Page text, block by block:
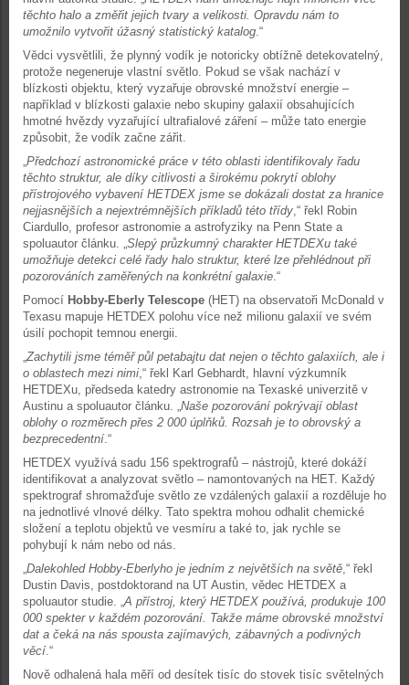
těchto halo a změřit jejich tvary a velikosti. Opravdu nám to
umožnilo vytvořit úžasný statistický katalog.“
Vědci vysvětlili, že plynný vodík je notoricky obtížně detekovatelný,
protože negeneruje vlastní světlo. Pokud se však nachází v
blízkosti objektu, který vyzařuje obrovské množství energie –
například v blízkosti galaxie nebo skupiny galaxií obsahujících
hmotné hvězdy vyzařující ultrafialové záření – může tato energie
způsobit, že vodík začne zářit.
„Předchozí astronomické práce v této oblasti identifikovaly řadu
těchto struktur, ale díky citlivosti a širokému pokrytí oblohy
přístrojového vybavení HETDEX jsme se dokázali dostat za hranice
nejjasnějších a nejextrémnějších příkladů této třídy,“ řekl Robin
Ciardullo, profesor astronomie a astrofyziky na Penn State a
spoluautor článku. „Slepý průzkumný charakter HETDEXu také
umožňuje detekci celé řady halo struktur, které lze přehlédnout při
pozorováních zaměřených na konkrétní galaxie.“
Pomocí Hobby-Eberly Telescope (HET) na observatoři McDonald v
Texasu mapuje HETDEX polohu více než milionu galaxií ve svém
úsilí pochopit temnou energii.
„Zachytili jsme téměř půl petabajtu dat nejen o těchto galaxiích, ale i
o oblastech mezi nimi,“ řekl Karl Gebhardt, hlavní výzkumník
HETDEXu, předseda katedry astronomie na Texaské univerzitě v
Austinu a spoluautor článku. „Naše pozorování pokrývají oblast
oblohy o rozměrech přes 2 000 úplňků. Rozsah je to obrovský a
bezprecedentní.“
HETDEX využívá sadu 156 spektrografů – nástrojů, které dokáží
identifikovat a analyzovat světlo – namontovaných na HET. Každý
spektrograf shromažďuje světlo ze vzdálených galaxií a rozděluje ho
na jednotlivé vlnové délky. Tato spektra mohou odhalit chemické
složení a teplotu objektů ve vesmíru a také to, jak rychle se
pohybují k nám nebo od nás.
„Dalekohled Hobby-Eberlyho je jedním z největších na světě,“ řekl
Dustin Davis, postdoktorand na UT Austin, vědec HETDEX a
spoluautor studie. „A přístroj, který HETDEX používá, produkuje 100
000 spekter v každém pozorování. Takže máme obrovské množství
dat a čeká na nás spousta zajímavých, zábavných a podivných
věcí.“
Nově odhalená hala měří od desítek tisíc do stovek tisíc světelných